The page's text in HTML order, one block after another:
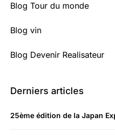
Blog Tour du monde
Blog vin
Blog Devenir Realisateur
Derniers articles
25ème édition de la Japan